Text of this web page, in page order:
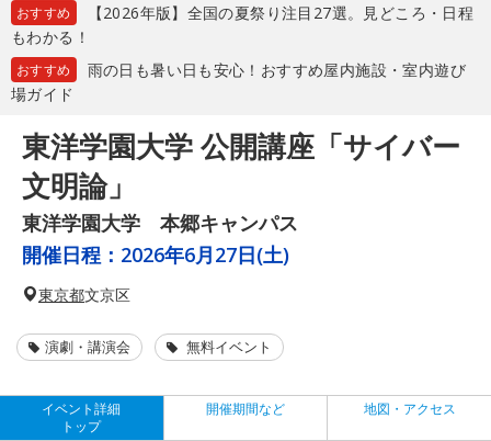
おすすめ
【2026年版】全国の夏祭り注目27選。見どころ・日程
もわかる！
おすすめ
雨の日も暑い日も安心！おすすめ屋内施設・室内遊び
場ガイド
東洋学園大学 公開講座「サイバー
文明論」
東洋学園大学 本郷キャンパス
開催日程： 2026年6月27日(土)
東京都文京区
演劇・講演会 無料イベント
イベント詳細
トップ
開催期間など 地図・アクセス